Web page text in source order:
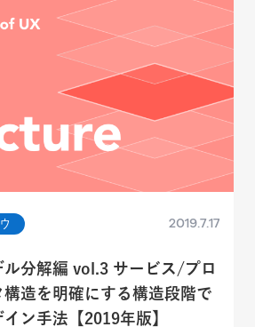
2019.7.17
ル分解編 vol.3 サービス/プロ
造を明確にする構造段階で
ン手法【2019年版】